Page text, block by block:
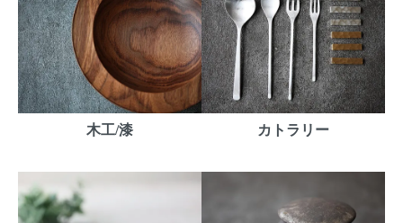
木工/漆 カトラリー